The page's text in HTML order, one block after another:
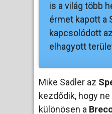
is a világ több
érmet kapott a
kapcsolódott
elhagyott
Mike Sadler az
kezdődik, hogy
különösen a